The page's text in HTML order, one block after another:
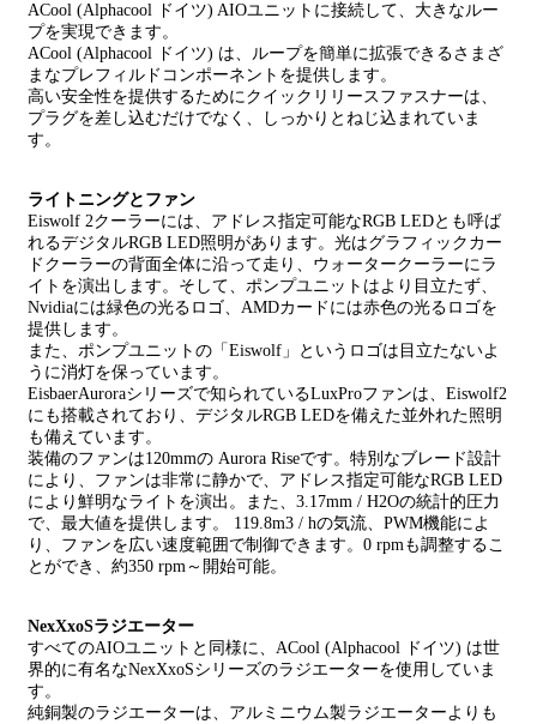
ACool (Alphacool ドイツ) AIOユニットに接続して、大きなルー
プを実現できます。
ACool (Alphacool ドイツ) は、ループを簡単に拡張できるさまざ
まなプレフィルドコンポーネントを提供します。
高い安全性を提供するためにクイックリリースファスナーは、
プラグを差し込むだけでなく、しっかりとねじ込まれていま
す。
ライトニングとファン
Eiswolf 2クーラーには、アドレス指定可能なRGB LEDとも呼ば
れるデジタルRGB LED照明があります。光はグラフィックカー
ドクーラーの背面全体に沿って走り、ウォータークーラーにラ
イトを演出します。そして、ポンプユニットはより目立たず、
Nvidiaには緑色の光るロゴ、AMDカードには赤色の光るロゴを
提供します。
また、ポンプユニットの「Eiswolf」というロゴは目立たないよ
うに消灯を保っています。
EisbaerAuroraシリーズで知られているLuxProファンは、Eiswolf2
にも搭載されており、デジタルRGB LEDを備えた並外れた照明
も備えています。
装備のファンは120mmの Aurora Riseです。特別なブレード設計
により、ファンは非常に静かで、アドレス指定可能なRGB LED
により鮮明なライトを演出。また、3.17mm / H2Oの統計的圧力
で、最大値を提供します。 119.8m3 / hの気流、PWM機能によ
り、ファンを広い速度範囲で制御できます。0 rpmも調整するこ
とができ、約350 rpm～開始可能。
NexXxoSラジエーター
すべてのAIOユニットと同様に、ACool (Alphacool ドイツ) は世
界的に有名なNexXxoSシリーズのラジエーターを使用していま
す。
純銅製のラジエーターは、アルミニウム製ラジエーターよりも